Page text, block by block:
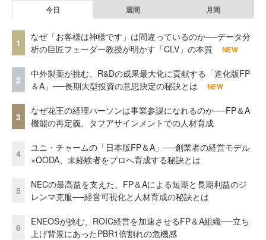
今日 週間 月間
1
なぜ「お客様は神様です」は間違っているのか──データ分
析の巨匠フェーダー教授が明かす「CLV」の本質
NEW
2
中外製薬が挑む、R&Dの成果最大化に貢献する「進化版FP
＆A」──長期大型投資の意思決定の秘訣とは
NEW
3
なぜ花王の経理パーソンは事業参謀になれるのか──FP＆A
機能の再定義、タフアサインメントでの人材育成
4
ユニ・チャームの「日本版FP＆A」──創業者の経営モデル
×OODA、未経験者をプロへ育成する秘訣とは
5
NECの最高益を支えた、FP＆Aによる短期と長期利益のジ
レンマ克服──経営可視化と人材育成の秘訣とは
6
ENEOSが挑む、ROIC経営を加速させるFP＆A組織──立ち
上げ背景にあったPBR1倍割れの危機感